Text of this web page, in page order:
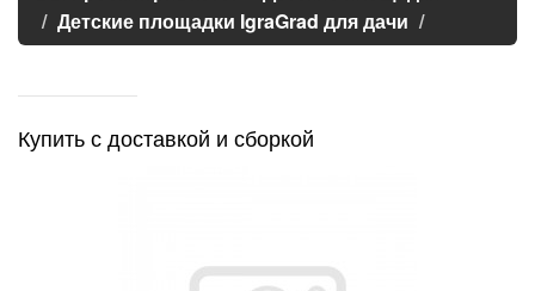
Детские площадки IgraGrad для дачи
Купить с доставкой и сборкой